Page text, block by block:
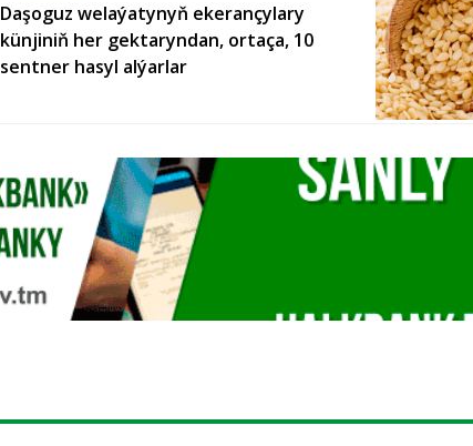
Daşoguz welaýatynyň ekerançylary
künjiniň her gektaryndan, ortaça, 10
sentner hasyl alýarlar